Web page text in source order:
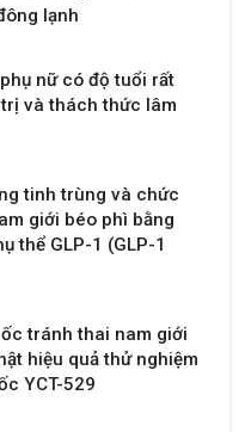
lạnh
nữ có độ tuổi rất
và thách thức lâm
tinh trùng và chức
giới béo phì bằng
thể GLP-1 (GLP-1
tránh thai nam giới
hiệu quả thử nghiệm
YCT-529